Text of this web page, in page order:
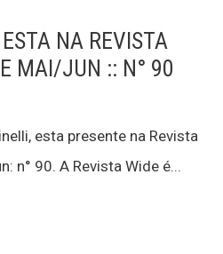
NA REVISTA
MAI/JUN :: N° 90
esta presente na Revista
n° 90. A Revista Wide é...